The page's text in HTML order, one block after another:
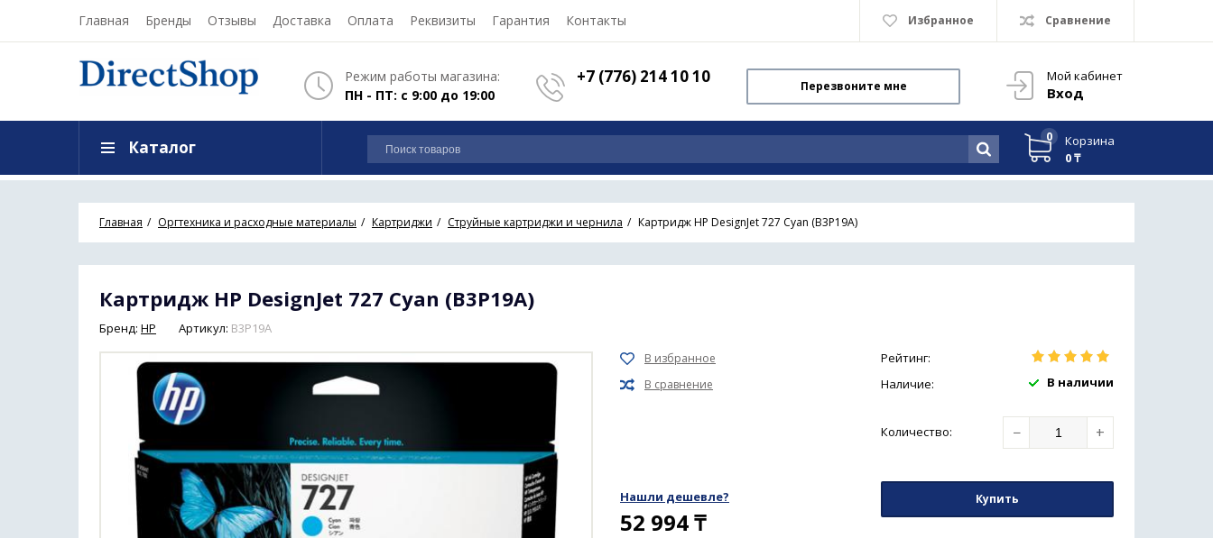
Главная Бренды Отзывы Доставка Оплата Реквизиты Гарантия Контакты Избранное Сравнение
Мой кабинет
Вход
Режим работы магазина:
ПН - ПТ: с 9:00 до 19:00
+7 (776) 214 10 10 Перезвоните мне
0
Корзина
0 ₸
Каталог
Главная Оргтехника и расходные материалы Картриджи Струйные картриджи и чернила Картридж HP DesignJet 727 Cyan (B3P19A)
Картридж HP DesignJet 727 Cyan (B3P19A)
Бренд: HP Артикул: B3P19A
Рейтинг:
Наличие:
В наличии
Количество: − +
Нашли дешевле?
52 994₸
Купить